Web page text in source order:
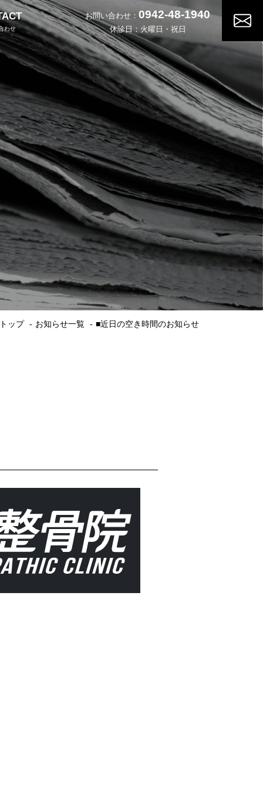
わせ
お問い合わせ： 0942-48-1940
休診日：火曜日・祝日
ップ お知らせ一覧 ■近日の空き時間のお知らせ